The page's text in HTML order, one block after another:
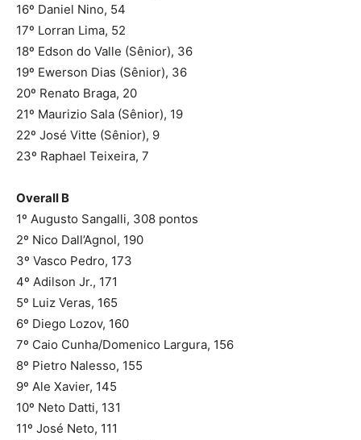
16º Daniel Nino, 54
17º Lorran Lima, 52
18º Edson do Valle (Sênior), 36
19º Ewerson Dias (Sênior), 36
20º Renato Braga, 20
21º Maurizio Sala (Sênior), 19
22º José Vitte (Sênior), 9
23º Raphael Teixeira, 7
Overall B
1º Augusto Sangalli, 308 pontos
2º Nico Dall’Agnol, 190
3º Vasco Pedro, 173
4º Adilson Jr., 171
5º Luiz Veras, 165
6º Diego Lozov, 160
7º Caio Cunha/Domenico Largura, 156
8º Pietro Nalesso, 155
9º Ale Xavier, 145
10º Neto Datti, 131
11º José Neto, 111